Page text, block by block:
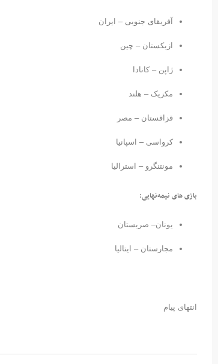
آفریقای جنوبی – ایران
ازبکستان – چین
ژاپن – کانادا
مکزیک – هلند
قزاقستان – مصر
کرواسی – اسپانیا
مونتنگرو – استرالیا
بازی های نیمه‌نهایی:
یونان– صربستان
مجارستان – ایتالیا
انتهای پیام